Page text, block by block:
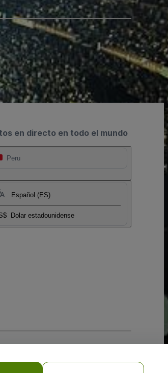
en directo en todo el mundo
Peru
Español (ES)
Dolar estadounidense
para Móviles